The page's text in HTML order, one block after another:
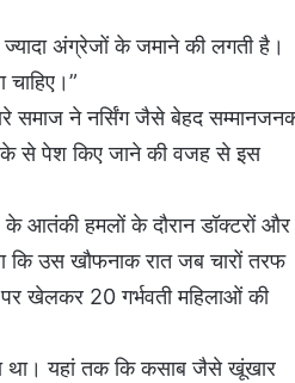
ज्यादा अंग्रेजों के जमाने की लगती है।
समाज ने नर्सिंग जैसे बेहद
से पेश किए जाने की वजह से इस
के आतंकी हमलों के दौरान डॉक्टरों और
कि उस खौफनाक रात जब चारों तरफ
खेलकर 20 गर्भवती महिलाओं की
था। यहां तक कि कसाब जैसे खूंखार